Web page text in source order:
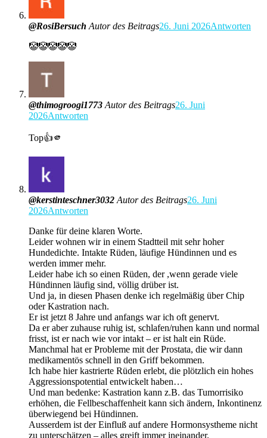
@RosiBersuch Autor des Beitrags26. Juni 2026Antworten
🤡🤡🤡🤡🤡
@thimogroogi1773 Autor des Beitrags26. Juni
2026Antworten
Top👍🫵
@kerstinteschner3032 Autor des Beitrags26. Juni
2026Antworten
Danke für deine klaren Worte.
Leider wohnen wir in einem Stadtteil mit sehr hoher
Hundedichte. Intakte Rüden, läufige Hündinnen und es
werden immer mehr.
Leider habe ich so einen Rüden, der ,wenn gerade viele
Hündinnen läufig sind, völlig drüber ist.
Und ja, in diesen Phasen denke ich regelmäßig über Chip
oder Kastration nach.
Er ist jetzt 8 Jahre und anfangs war ich oft genervt.
Da er aber zuhause ruhig ist, schlafen/ruhen kann und normal
frisst, ist er nach wie vor intakt – er ist halt ein Rüde.
Manchmal hat er Probleme mit der Prostata, die wir dann
medikamentös schnell in den Griff bekommen.
Ich habe hier kastrierte Rüden erlebt, die plötzlich ein hohes
Aggressionspotential entwickelt haben…
Und man bedenke: Kastration kann z.B. das Tumorrisiko
erhöhen, die Fellbeschaffenheit kann sich ändern, Inkontinenz
überwiegend bei Hündinnen.
Ausserdem ist der Einfluß auf andere Hormonsystheme nicht
zu unterschätzen – alles greift immer ineinander.